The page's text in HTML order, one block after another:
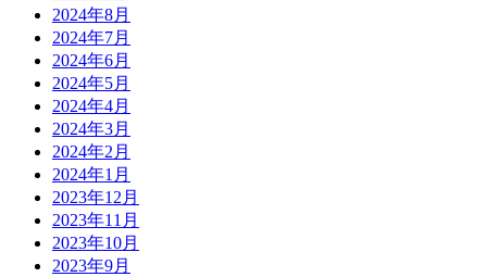
2024年8月
2024年7月
2024年6月
2024年5月
2024年4月
2024年3月
2024年2月
2024年1月
2023年12月
2023年11月
2023年10月
2023年9月